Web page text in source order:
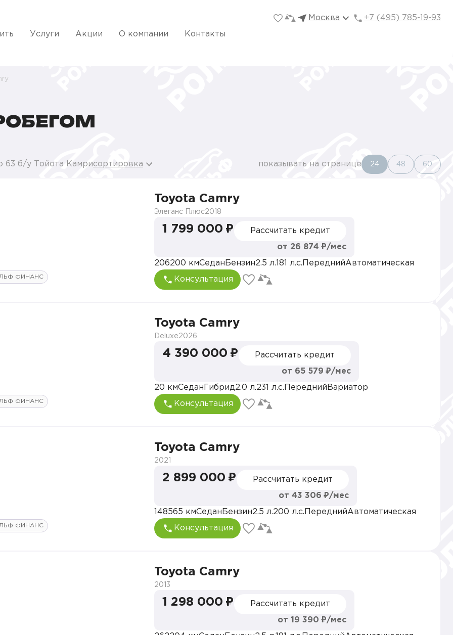
Москва +7 (495) 785-19-93
Услуги Акции О компании Контакты
63 б/у Тойота Камрисортировка показывать на странице 24 48 60
ФИНАНС
Toyota Camry
Элеганс Плюс2018
1 799 000 ₽ Рассчитать кредит
от 26 874 ₽/мес
206200 кмСедан Бензин2.5 л. 181 л.с. ПереднийАвтоматическая
Консультация
ФИНАНС
Toyota Camry
Deluxe2026
4 390 000 ₽ Рассчитать кредит
от 65 579 ₽/мес
20 кмСедан Гибрид2.0 л.231 л.с. Передний Вариатор
Консультация
ФИНАНС
Toyota Camry
2021
2 899 000 ₽ Рассчитать кредит
от 43 306 ₽/мес
148565 кмСедан Бензин2.5 л.200 л.с. ПереднийАвтоматическая
Консультация
Toyota Camry
2013
1 298 000 ₽ Рассчитать кредит
от 19 390 ₽/мес